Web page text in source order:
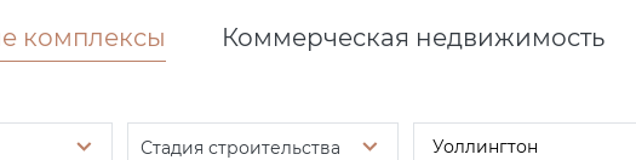
комплексы Коммерческая недвижимость
Стадия строительства